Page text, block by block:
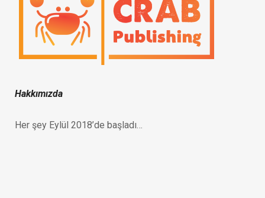
Hakkımızda
Her şey Eylül 2018’de başladı…